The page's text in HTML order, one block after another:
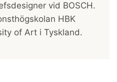
vid BOSCH.
HBK
of Art i Tyskland.